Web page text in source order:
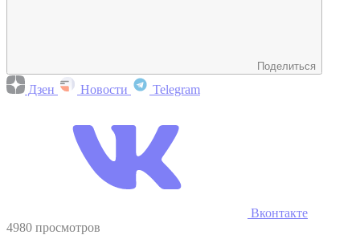
Поделиться
Дзен Новости Telegram
Вконтакте
4980 просмотров